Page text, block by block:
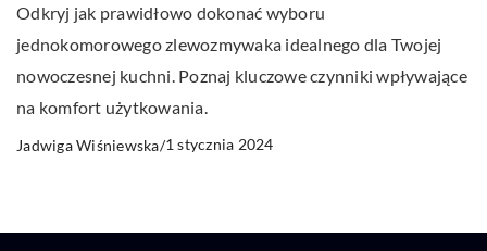
Odkryj jak prawidłowo dokonać wyboru
jednokomorowego zlewozmywaka idealnego dla Twojej
nowoczesnej kuchni. Poznaj kluczowe czynniki wpływające
na komfort użytkowania.
Jadwiga Wiśniewska/1 stycznia 2024